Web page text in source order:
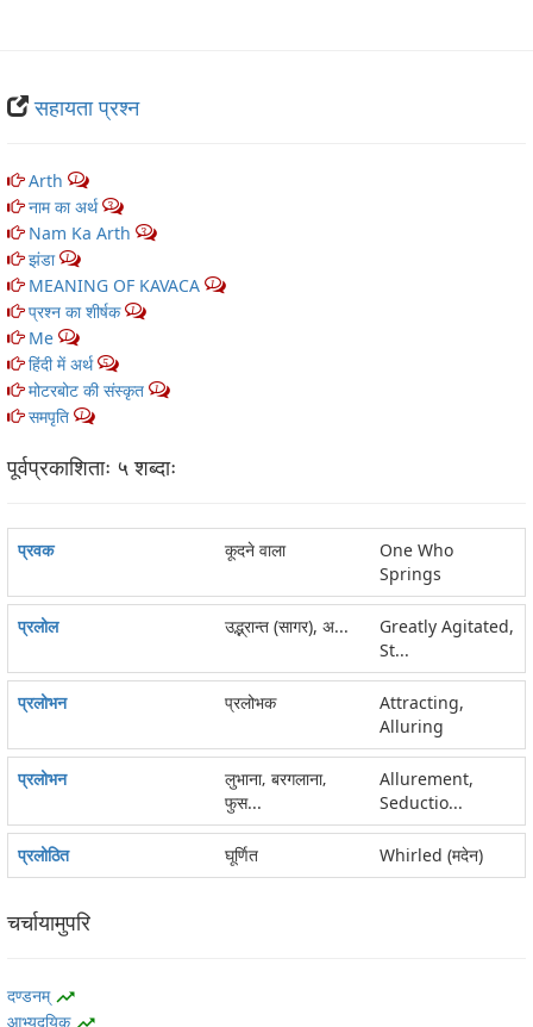
सहायता प्रश्न
Arth 1
नाम का अर्थ 3
Nam Ka Arth 3
झंडा 1
MEANING OF KAVACA 1
प्रश्न का शीर्षक 1
Me 1
हिंदी में अर्थ 5
मोटरबोट की संस्कृत 1
समपृति 1
पूर्वप्रकाशिताः ५ शब्‍दाः
प्रवक कूदने वाला
One Who
Springs
प्रलोल उद्भ्रान्त (सागर), अ...
Greatly Agitated,
St...
प्रलोभन प्रलोभक
Attracting,
Alluring
प्रलोभन
लुभाना‚ बरगलाना‚
फुस...
Allurement,
Seductio...
प्रलोठित घूर्णित Whirled (मदेन)
चर्चायामुपरि
दण्डनम् trending_up
आभ्युदयिक